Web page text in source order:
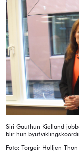
Siri Gauthun Kielland
blir hun
Foto: Torgeir Holljen Thon